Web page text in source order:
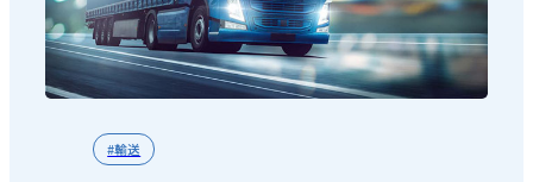
#輸送